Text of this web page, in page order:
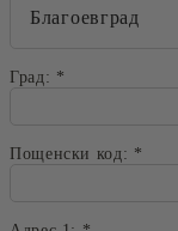
Град: *
Пощенски код: *